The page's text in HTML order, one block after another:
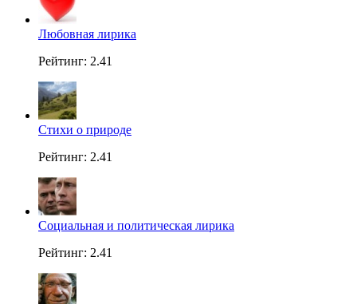
Любовная лирика
Рейтинг: 2.41
Стихи о природе
Рейтинг: 2.41
Социальная и политическая лирика
Рейтинг: 2.41